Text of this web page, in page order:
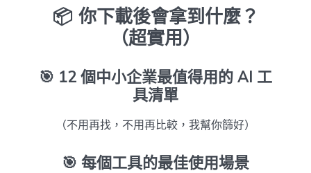
📦 你下載後會拿到什麼？
（超實用）
🎯 12 個中小企業最值得用的 AI 工
具清單
（不用再找，不用再比較，我幫你篩好）
🎯 每個工具的最佳使用場景